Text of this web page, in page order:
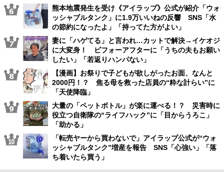
熊本地震発生を受け《アイラップ》公式が紹介「ウォ
ッシャブルタンク」に1.9万いいねの反響 SNS「水
の節約になったよ」「持ってた方がよい」
妻に「ハゲてる」と言われ…カットで解決→イケオジ
に大変身！ ビフォーアフターに「うちの夫もお願い
したい」「若返りハンパない」
【漫画】お祭りで子どもが欲しがったお面、なんと
2000円！？ 焦る母を救った店員の“粋な計らい”に
「天使降臨」
大量の「ペットボトル」が楽に運べる！？ 災害時に
役立つ自衛隊の“ライフハック”に「目からうろこ」
「助かる」
「転売ヤーから買わないで」アイラップ公式が“ウォ
ッシャブルタンク”増産を報告 SNS「心強い」「落
ち着いたら買う」